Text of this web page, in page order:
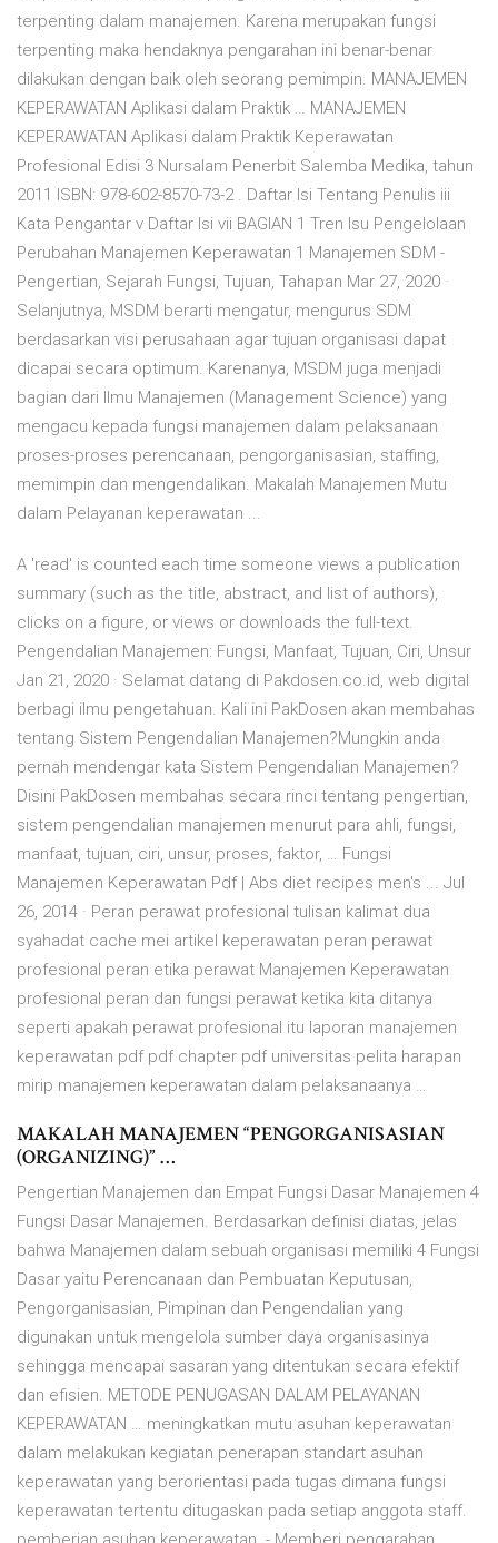
terpenting dalam manajemen. Karena merupakan fungsi
terpenting maka hendaknya pengarahan ini benar-benar
dilakukan dengan baik oleh seorang pemimpin. MANAJEMEN
KEPERAWATAN Aplikasi dalam Praktik … MANAJEMEN
KEPERAWATAN Aplikasi dalam Praktik Keperawatan
Profesional Edisi 3 Nursalam Penerbit Salemba Medika, tahun
2011 ISBN: 978-602-8570-73-2 . Daftar Isi Tentang Penulis iii
Kata Pengantar v Daftar Isi vii BAGIAN 1 Tren Isu Pengelolaan
Perubahan Manajemen Keperawatan 1 Manajemen SDM -
Pengertian, Sejarah Fungsi, Tujuan, Tahapan Mar 27, 2020 ·
Selanjutnya, MSDM berarti mengatur, mengurus SDM
berdasarkan visi perusahaan agar tujuan organisasi dapat
dicapai secara optimum. Karenanya, MSDM juga menjadi
bagian dari Ilmu Manajemen (Management Science) yang
mengacu kepada fungsi manajemen dalam pelaksanaan
proses-proses perencanaan, pengorganisasian, staffing,
memimpin dan mengendalikan. Makalah Manajemen Mutu
dalam Pelayanan keperawatan ...
A 'read' is counted each time someone views a publication
summary (such as the title, abstract, and list of authors),
clicks on a figure, or views or downloads the full-text.
Pengendalian Manajemen: Fungsi, Manfaat, Tujuan, Ciri, Unsur
Jan 21, 2020 · Selamat datang di Pakdosen.co.id, web digital
berbagi ilmu pengetahuan. Kali ini PakDosen akan membahas
tentang Sistem Pengendalian Manajemen?Mungkin anda
pernah mendengar kata Sistem Pengendalian Manajemen?
Disini PakDosen membahas secara rinci tentang pengertian,
sistem pengendalian manajemen menurut para ahli, fungsi,
manfaat, tujuan, ciri, unsur, proses, faktor, … Fungsi
Manajemen Keperawatan Pdf | Abs diet recipes men's ... Jul
26, 2014 · Peran perawat profesional tulisan kalimat dua
syahadat cache mei artikel keperawatan peran perawat
profesional peran etika perawat Manajemen Keperawatan
profesional peran dan fungsi perawat ketika kita ditanya
seperti apakah perawat profesional itu laporan manajemen
keperawatan pdf pdf chapter pdf universitas pelita harapan
mirip manajemen keperawatan dalam pelaksanaanya …
MAKALAH MANAJEMEN “PENGORGANISASIAN
(ORGANIZING)” …
Pengertian Manajemen dan Empat Fungsi Dasar Manajemen 4
Fungsi Dasar Manajemen. Berdasarkan definisi diatas, jelas
bahwa Manajemen dalam sebuah organisasi memiliki 4 Fungsi
Dasar yaitu Perencanaan dan Pembuatan Keputusan,
Pengorganisasian, Pimpinan dan Pengendalian yang
digunakan untuk mengelola sumber daya organisasinya
sehingga mencapai sasaran yang ditentukan secara efektif
dan efisien. METODE PENUGASAN DALAM PELAYANAN
KEPERAWATAN … meningkatkan mutu asuhan keperawatan
dalam melakukan kegiatan penerapan standart asuhan
keperawatan yang berorientasi pada tugas dimana fungsi
keperawatan tertentu ditugaskan pada setiap anggota staff.